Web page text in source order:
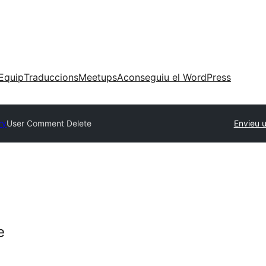
TraduccionsMeetupsAconseguiu el WordPress
User Comment Delete Envieu